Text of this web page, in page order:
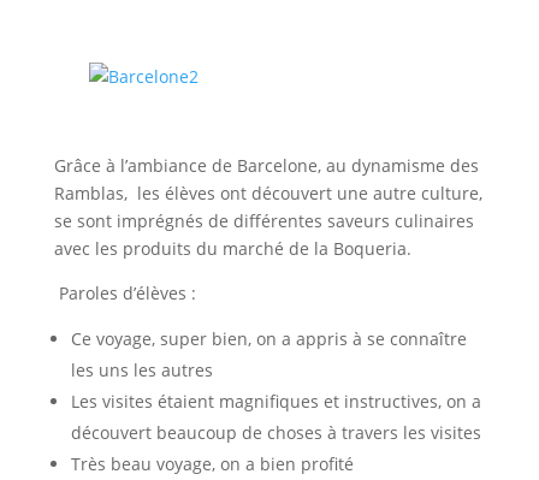
Grâce à l’ambiance de Barcelone, au dynamisme des
Ramblas, les élèves ont découvert une autre culture,
se sont imprégnés de différentes saveurs culinaires
avec les produits du marché de la Boqueria.
Paroles d’élèves :
Ce voyage, super bien, on a appris à se connaître
les uns les autres
Les visites étaient magnifiques et instructives, on a
découvert beaucoup de choses à travers les visites
Très beau voyage, on a bien profité